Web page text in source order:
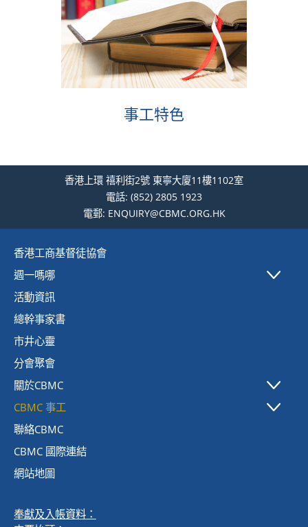
事工特色
香港上環 禧利街2號 東寧大廈11樓1102室
電話: (852) 2805 1923
電郵: ENQUIRY@CBMC.ORG.HK
香港工商基督徒協會
週一嗎哪
本週週一嗎哪
昔日週一嗎哪下載
活動資訊
總幹事家書
市井心靈
分會聚會
關於CBMC
協會簡介
成立背景
異象方向
CBMC 事工
事工策略
事工步驟
事工特色
聯絡CBMC
CBMC 國際連結
網站地圖
奉獻及入帳資料：